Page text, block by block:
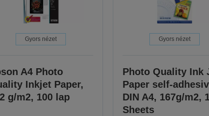
Gyors nézet
A4 Photo
Inkjet Paper,
g/m2, 100 lap
Gyors nézet
Photo Quality Ink
Paper self-
DIN A4, 167g/m2,
Sheets